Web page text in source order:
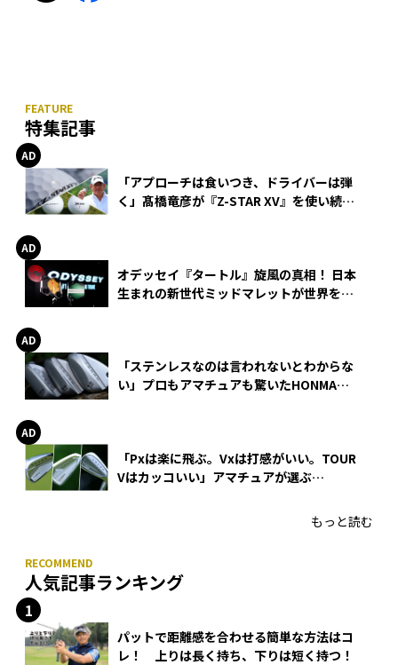
特集記事
「アプローチは食いつき、ドライバーは弾
く」髙橋竜彦が『Z-STAR XV』を使い続け
オデッセイ『タートル』旋風の真相！ 日本
生まれの新世代ミッドマレットが世界を席
「ステンレスなのは言われないとわからな
い」プロもアマチュアも驚いたHONMA
「Pxは楽に飛ぶ。Vxは打感がいい。TOUR
Vはカッコいい」アマチュアが選ぶ
もっと読む
人気記事ランキング
パットで距離感を合わせる簡単な方法はコ
レ！ 上りは長く持ち、下りは短く持つ！